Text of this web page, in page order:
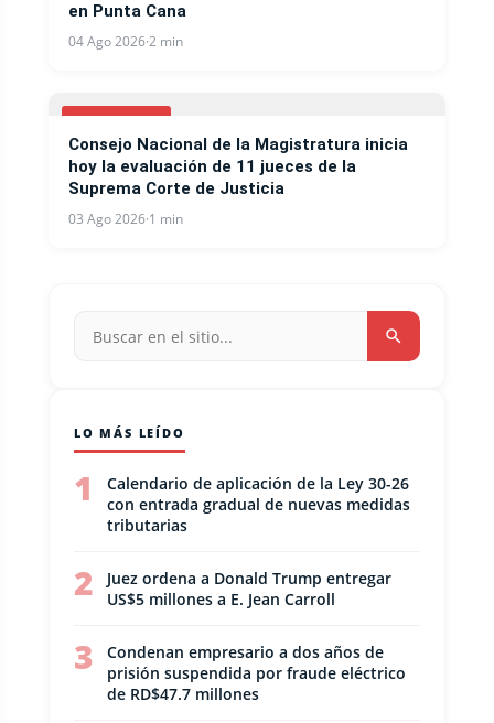
en Punta Cana
04 Ago 2026·2 min
NACIONALES
Consejo Nacional de la Magistratura inicia
hoy la evaluación de 11 jueces de la
Suprema Corte de Justicia
03 Ago 2026·1 min
LO MÁS LEÍDO
1
Calendario de aplicación de la Ley 30-26
con entrada gradual de nuevas medidas
tributarias
2
Juez ordena a Donald Trump entregar
US$5 millones a E. Jean Carroll
3
Condenan empresario a dos años de
prisión suspendida por fraude eléctrico
de RD$47.7 millones